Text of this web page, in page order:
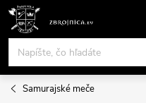
Prejsť
obsah
Samurajské meče